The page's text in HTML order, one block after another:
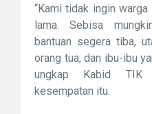
“Kami tidak ingin
lama. Sebisa
bantuan segera tiba,
orang tua, dan ibu-ibu
ungkap Kabid TIK
kesempatan itu.